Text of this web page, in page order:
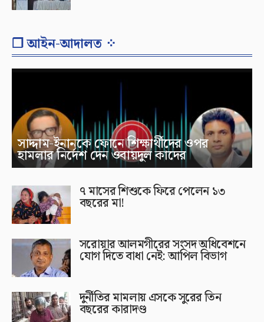
❐ আইন-আদালত ⁘
সাদ্দাম-ইনানকে ফোনে শিক্ষার্থীদের ওপর
হামলার নির্দেশ দেন ওবায়দুল কাদের
৭ মাসের শিশুকে ফিরে পেলেন ১৩
বছরের মা!
সরোয়ার আলমগীরের সংসদ অধিবেশনে
যোগ দিতে বাধা নেই: আপিল বিভাগ
দুর্নীতির মামলায় এসকে সুরের তিন
বছরের কারাদণ্ড